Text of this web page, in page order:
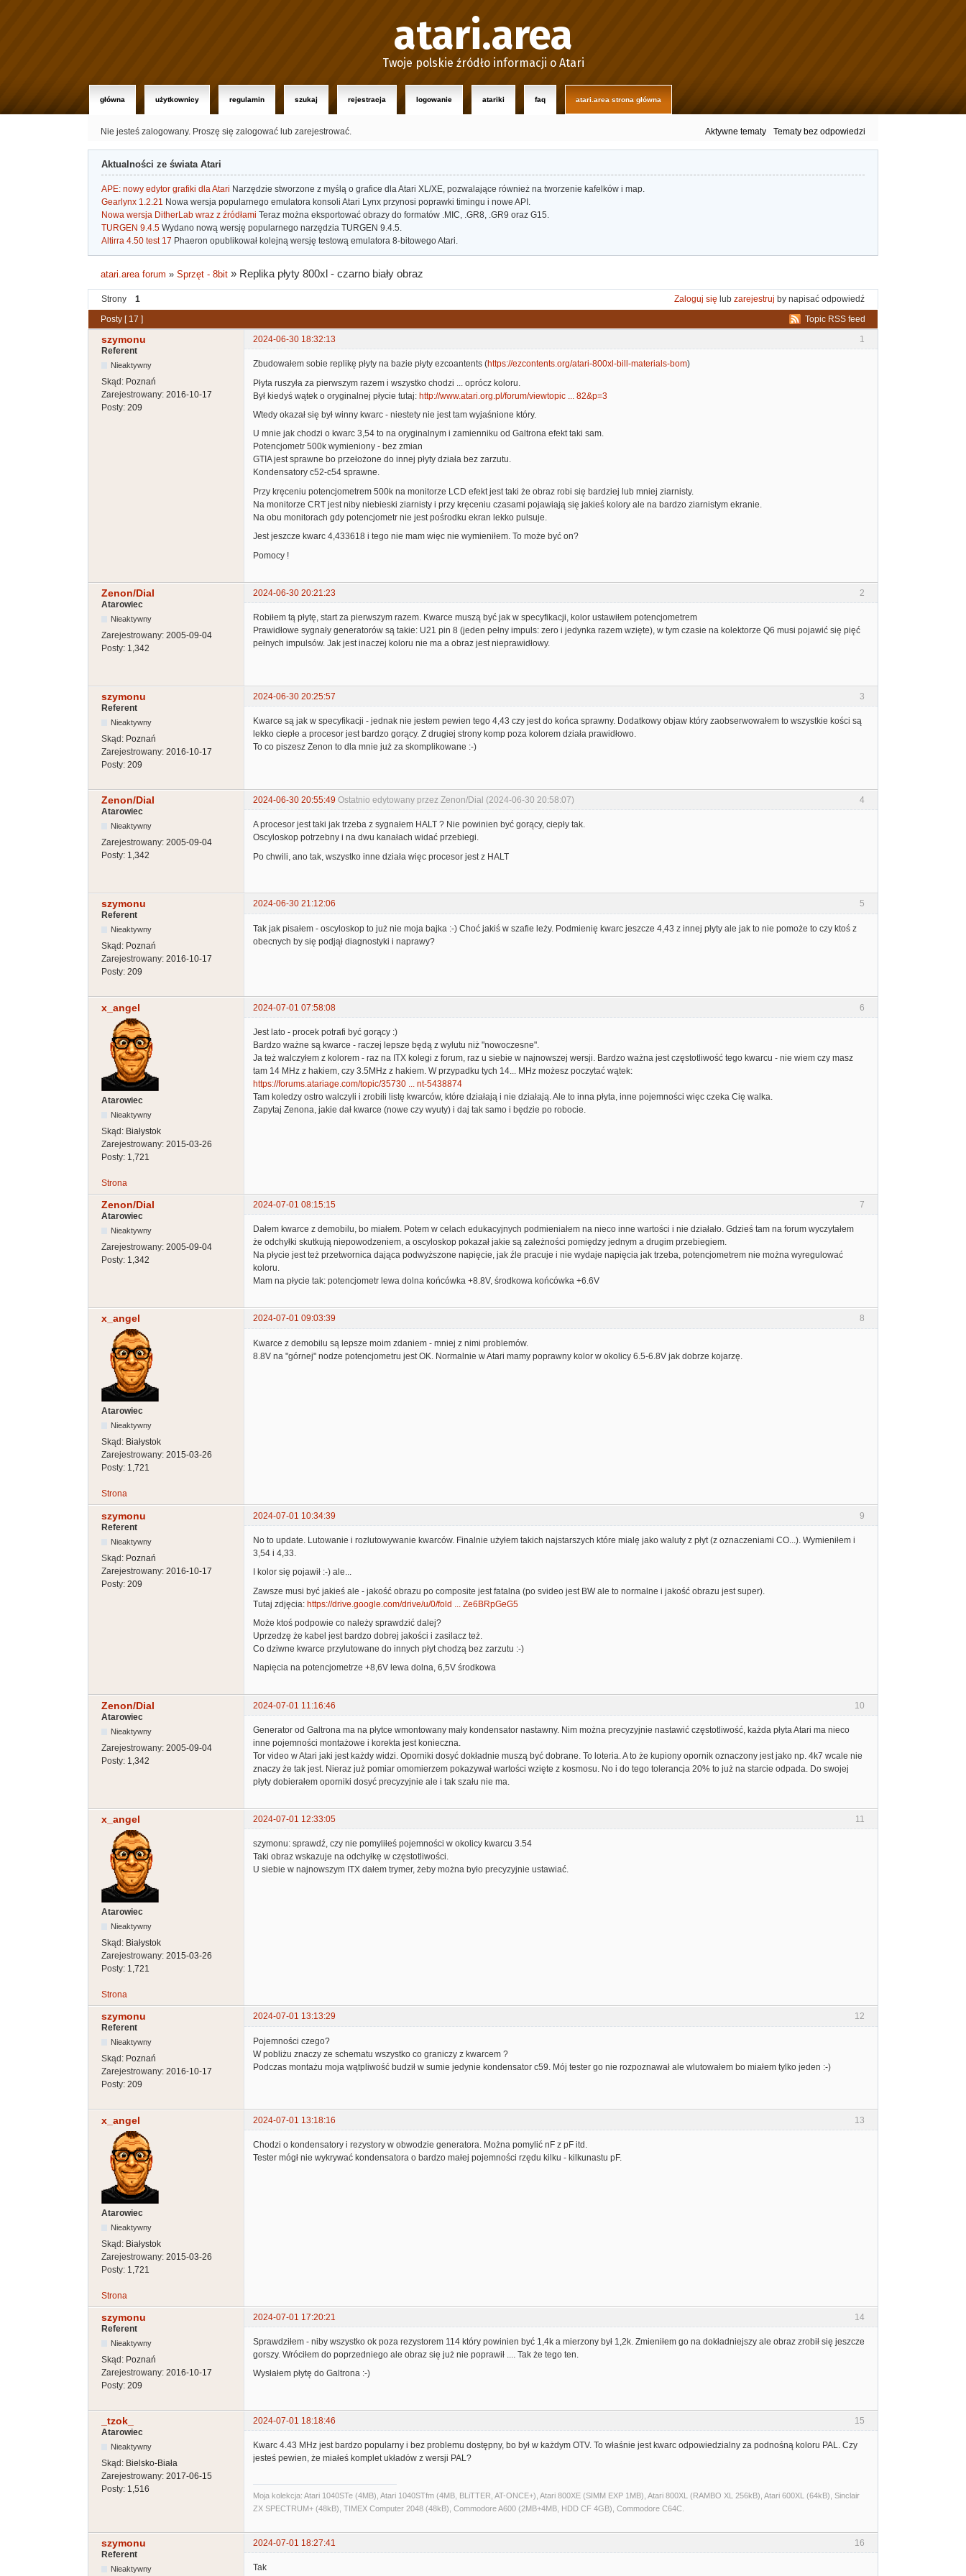
atari.area
Twoje polskie źródło informacji o Atari
główna użytkownicy regulamin szukaj rejestracja logowanie atariki faq atari.area strona główna
Nie jesteś zalogowany. Proszę się zalogować lub zarejestrować. Aktywne tematy Tematy bez odpowiedzi
Aktualności ze świata Atari
APE: nowy edytor grafiki dla Atari Narzędzie stworzone z myślą o grafice dla Atari XL/XE, pozwalające również na tworzenie kafelków i map.
Gearlynx 1.2.21 Nowa wersja popularnego emulatora konsoli Atari Lynx przynosi poprawki timingu i nowe API.
Nowa wersja DitherLab wraz z źródłami Teraz można eksportować obrazy do formatów .MIC, .GR8, .GR9 oraz G15.
TURGEN 9.4.5 Wydano nową wersję popularnego narzędzia TURGEN 9.4.5.
Altirra 4.50 test 17 Phaeron opublikował kolejną wersję testową emulatora 8-bitowego Atari.
atari.area forum »Sprzęt - 8bit » Replika płyty 800xl - czarno biały obraz
Strony 1 Zaloguj się lub zarejestruj by napisać odpowiedź
Topic RSS feed
Posty [ 17 ]
1
szymonu
2024-06-30 18:32:13
Referent
Nieaktywny
Skąd: Poznań
Zarejestrowany: 2016-10-17
Posty: 209
Zbudowałem sobie replikę płyty na bazie płyty ezcoantents (https://ezcontents.org/atari-800xl-bill-materials-bom)
Płyta ruszyła za pierwszym razem i wszystko chodzi ... oprócz koloru.
Był kiedyś wątek o oryginalnej płycie tutaj: http://www.atari.org.pl/forum/viewtopic ... 82&p=3
Wtedy okazał się był winny kwarc - niestety nie jest tam wyjaśnione który.
U mnie jak chodzi o kwarc 3,54 to na oryginalnym i zamienniku od Galtrona efekt taki sam.
Potencjometr 500k wymieniony - bez zmian
GTIA jest sprawne bo przełożone do innej płyty działa bez zarzutu.
Kondensatory c52-c54 sprawne.
Przy kręceniu potencjometrem 500k na monitorze LCD efekt jest taki że obraz robi się bardziej lub mniej ziarnisty.
Na monitorze CRT jest niby niebieski ziarnisty i przy kręceniu czasami pojawiają się jakieś kolory ale na bardzo ziarnistym ekranie.
Na obu monitorach gdy potencjometr nie jest pośrodku ekran lekko pulsuje.
Jest jeszcze kwarc 4,433618 i tego nie mam więc nie wymieniłem. To może być on?
Pomocy !
2
Zenon/Dial
2024-06-30 20:21:23
Atarowiec
Nieaktywny
Zarejestrowany: 2005-09-04
Posty: 1,342
Robiłem tą płytę, start za pierwszym razem. Kwarce muszą być jak w specyfikacji, kolor ustawiłem potencjometrem
Prawidłowe sygnały generatorów są takie: U21 pin 8 (jeden pełny impuls: zero i jedynka razem wzięte), w tym czasie na kolektorze Q6 musi pojawić się pięć
pełnych impulsów. Jak jest inaczej koloru nie ma a obraz jest nieprawidłowy.
3
szymonu
2024-06-30 20:25:57
Referent
Nieaktywny
Skąd: Poznań
Zarejestrowany: 2016-10-17
Posty: 209
Kwarce są jak w specyfikacji - jednak nie jestem pewien tego 4,43 czy jest do końca sprawny. Dodatkowy objaw który zaobserwowałem to wszystkie kości są
lekko ciepłe a procesor jest bardzo gorący. Z drugiej strony komp poza kolorem działa prawidłowo.
To co piszesz Zenon to dla mnie już za skomplikowane :-)
4
Zenon/Dial 2024-06-30 20:55:49 Ostatnio edytowany przez Zenon/Dial (2024-06-30 20:58:07)
Atarowiec
Nieaktywny
Zarejestrowany: 2005-09-04
Posty: 1,342
A procesor jest taki jak trzeba z sygnałem HALT ? Nie powinien być gorący, ciepły tak.
Oscyloskop potrzebny i na dwu kanałach widać przebiegi.
Po chwili, ano tak, wszystko inne działa więc procesor jest z HALT
5
szymonu
2024-06-30 21:12:06
Referent
Nieaktywny
Skąd: Poznań
Zarejestrowany: 2016-10-17
Posty: 209
Tak jak pisałem - oscyloskop to już nie moja bajka :-) Choć jakiś w szafie leży. Podmienię kwarc jeszcze 4,43 z innej płyty ale jak to nie pomoże to czy ktoś z
obecnych by się podjął diagnostyki i naprawy?
6
x_angel 2024-07-01 07:58:08
Atarowiec
Nieaktywny
Skąd: Białystok
Zarejestrowany: 2015-03-26
Posty: 1,721
Jest lato - procek potrafi być gorący :)
Bardzo ważne są kwarce - raczej lepsze będą z wylutu niż "nowoczesne".
Ja też walczyłem z kolorem - raz na ITX kolegi z forum, raz u siebie w najnowszej wersji. Bardzo ważna jest częstotliwość tego kwarcu - nie wiem czy masz
tam 14 MHz z hakiem, czy 3.5MHz z hakiem. W przypadku tych 14... MHz możesz poczytać wątek:
https://forums.atariage.com/topic/35730 ... nt-5438874
Tam koledzy ostro walczyli i zrobili listę kwarców, które działają i nie działają. Ale to inna płyta, inne pojemności więc czeka Cię walka.
Zapytaj Zenona, jakie dał kwarce (nowe czy wyuty) i daj tak samo i będzie po robocie.
Strona
7
Zenon/Dial
2024-07-01 08:15:15
Atarowiec
Nieaktywny
Zarejestrowany: 2005-09-04
Posty: 1,342
Dałem kwarce z demobilu, bo miałem. Potem w celach edukacyjnych podmieniałem na nieco inne wartości i nie działało. Gdzieś tam na forum wyczytałem
że odchyłki skutkują niepowodzeniem, a oscyloskop pokazał jakie są zależności pomiędzy jednym a drugim przebiegiem.
Na płycie jest też przetwornica dająca podwyższone napięcie, jak źle pracuje i nie wydaje napięcia jak trzeba, potencjometrem nie można wyregulować
koloru.
Mam na płycie tak: potencjometr lewa dolna końcówka +8.8V, środkowa końcówka +6.6V
8
x_angel 2024-07-01 09:03:39
Atarowiec
Nieaktywny
Skąd: Białystok
Zarejestrowany: 2015-03-26
Posty: 1,721
Kwarce z demobilu są lepsze moim zdaniem - mniej z nimi problemów.
8.8V na "górnej" nodze potencjometru jest OK. Normalnie w Atari mamy poprawny kolor w okolicy 6.5-6.8V jak dobrze kojarzę.
Strona
9
szymonu
2024-07-01 10:34:39
Referent
Nieaktywny
Skąd: Poznań
Zarejestrowany: 2016-10-17
Posty: 209
No to update. Lutowanie i rozlutowywanie kwarców. Finalnie użyłem takich najstarszych które mialę jako waluty z płyt (z oznaczeniami CO...). Wymieniłem i
3,54 i 4,33.
I kolor się pojawił :-) ale...
Zawsze musi być jakieś ale - jakość obrazu po composite jest fatalna (po svideo jest BW ale to normalne i jakość obrazu jest super).
Tutaj zdjęcia: https://drive.google.com/drive/u/0/fold ... Ze6BRpGeG5
Może ktoś podpowie co należy sprawdzić dalej?
Uprzedzę że kabel jest bardzo dobrej jakości i zasilacz też.
Co dziwne kwarce przylutowane do innych płyt chodzą bez zarzutu :-)
Napięcia na potencjometrze +8,6V lewa dolna, 6,5V środkowa
10
Zenon/Dial
2024-07-01 11:16:46
Atarowiec
Nieaktywny
Zarejestrowany: 2005-09-04
Posty: 1,342
Generator od Galtrona ma na płytce wmontowany mały kondensator nastawny. Nim można precyzyjnie nastawić częstotliwość, każda płyta Atari ma nieco
inne pojemności montażowe i korekta jest konieczna.
Tor video w Atari jaki jest każdy widzi. Oporniki dosyć dokładnie muszą być dobrane. To loteria. A to że kupiony opornik oznaczony jest jako np. 4k7 wcale nie
znaczy że tak jest. Nieraz już pomiar omomierzem pokazywał wartości wzięte z kosmosu. No i do tego tolerancja 20% to już na starcie odpada. Do swojej
płyty dobierałem oporniki dosyć precyzyjnie ale i tak szału nie ma.
11
x_angel 2024-07-01 12:33:05
Atarowiec
Nieaktywny
Skąd: Białystok
Zarejestrowany: 2015-03-26
Posty: 1,721
szymonu: sprawdź, czy nie pomyliłeś pojemności w okolicy kwarcu 3.54
Taki obraz wskazuje na odchyłkę w częstotliwości.
U siebie w najnowszym ITX dałem trymer, żeby można było precyzyjnie ustawiać.
Strona
12
szymonu
2024-07-01 13:13:29
Referent
Nieaktywny
Skąd: Poznań
Zarejestrowany: 2016-10-17
Posty: 209
Pojemności czego?
W pobliżu znaczy ze schematu wszystko co graniczy z kwarcem ?
Podczas montażu moja wątpliwość budził w sumie jedynie kondensator c59. Mój tester go nie rozpoznawał ale wlutowałem bo miałem tylko jeden :-)
13
x_angel 2024-07-01 13:18:16
Atarowiec
Nieaktywny
Skąd: Białystok
Zarejestrowany: 2015-03-26
Posty: 1,721
Chodzi o kondensatory i rezystory w obwodzie generatora. Można pomylić nF z pF itd.
Tester mógł nie wykrywać kondensatora o bardzo małej pojemności rzędu kilku - kilkunastu pF.
Strona
14
szymonu
2024-07-01 17:20:21
Referent
Nieaktywny
Skąd: Poznań
Zarejestrowany: 2016-10-17
Posty: 209
Sprawdziłem - niby wszystko ok poza rezystorem 114 który powinien być 1,4k a mierzony był 1,2k. Zmieniłem go na dokładniejszy ale obraz zrobił się jeszcze
gorszy. Wróciłem do poprzedniego ale obraz się już nie poprawił .... Tak że tego ten.
Wysłałem płytę do Galtrona :-)
15
_tzok_
2024-07-01 18:18:46
Atarowiec
Nieaktywny
Skąd: Bielsko-Biała
Zarejestrowany: 2017-06-15
Posty: 1,516
Kwarc 4.43 MHz jest bardzo popularny i bez problemu dostępny, bo był w każdym OTV. To właśnie jest kwarc odpowiedzialny za podnośną koloru PAL. Czy
jesteś pewien, że miałeś komplet układów z wersji PAL?
Moja kolekcja: Atari 1040STe (4MB), Atari 1040STfm (4MB, BLiTTER, AT-ONCE+), Atari 800XE (SIMM EXP 1MB), Atari 800XL (RAMBO XL 256kB), Atari 600XL (64kB), Sinclair
ZX SPECTRUM+ (48kB), TIMEX Computer 2048 (48kB), Commodore A600 (2MB+4MB, HDD CF 4GB), Commodore C64C.
16
szymonu
2024-07-01 18:27:41
Referent
Nieaktywny Tak